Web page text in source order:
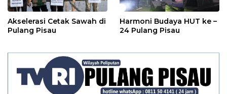
Akselerasi Cetak Sawah di
Pulang Pisau
Harmoni Budaya HUT ke –
24 Pulang Pisau